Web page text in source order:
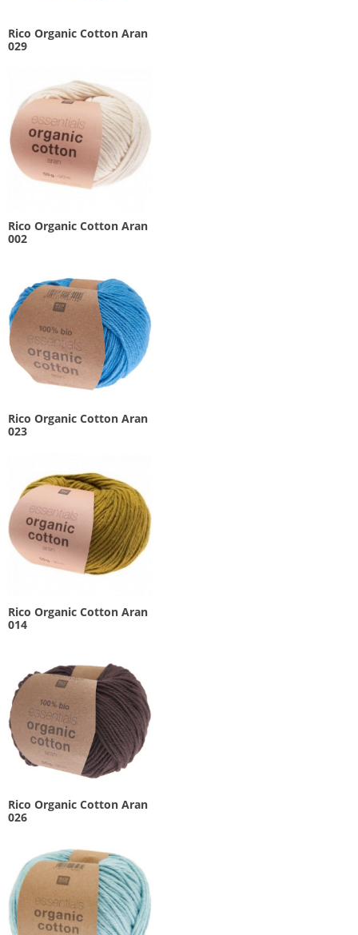
Rico Organic Cotton Aran
029
Rico Organic Cotton Aran
002
Rico Organic Cotton Aran
023
Rico Organic Cotton Aran
014
Rico Organic Cotton Aran
026